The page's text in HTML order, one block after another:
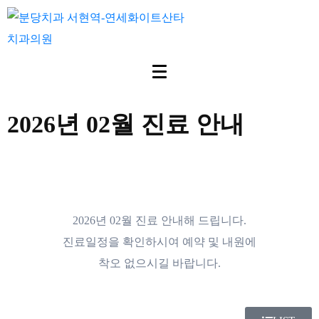
2026년 02월 진료 안내
2026년 02월 진료 안내해 드립니다.
진료일정을 확인하시여 예약 및 내원에
착오 없으시길 바랍니다.